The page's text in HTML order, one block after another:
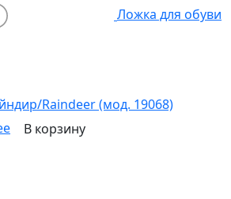
Ложка для обуви
Raindeer (мод. 19068)
В корзину